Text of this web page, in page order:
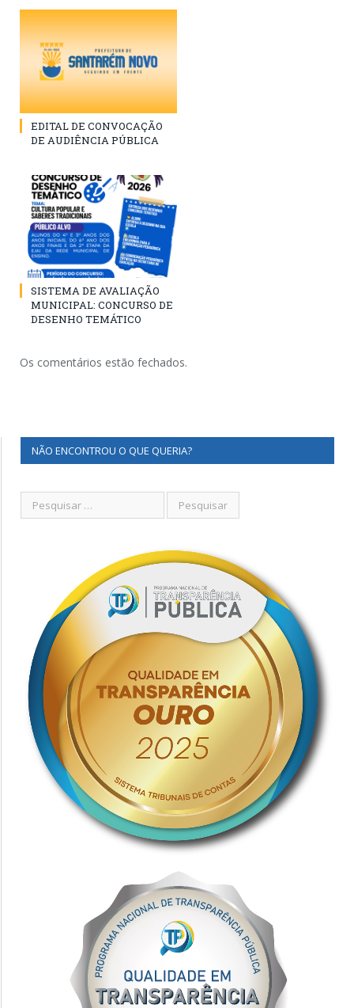
EDITAL DE CONVOCAÇÃO
DE AUDIÊNCIA PÚBLICA
SISTEMA DE AVALIAÇÃO
MUNICIPAL: CONCURSO DE
DESENHO TEMÁTICO
Os comentários estão fechados.
NÃO ENCONTROU O QUE QUERIA?